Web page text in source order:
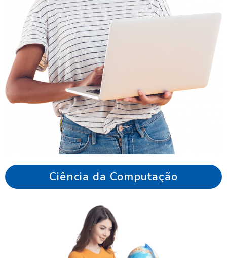
Ciência da Computação